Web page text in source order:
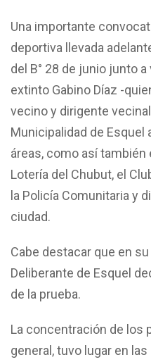
Una importante
deportiva llevada
del B° 28 de junio junto
extinto Gabino Díaz -
vecino y dirigente
Municipalidad de
áreas, como así también
Lotería del Chubut, el
la Policía Comunitaria y
ciudad.
Cabe destacar que en
Deliberante de Esquel
de la prueba.
La concentración de los
general, tuvo lugar en